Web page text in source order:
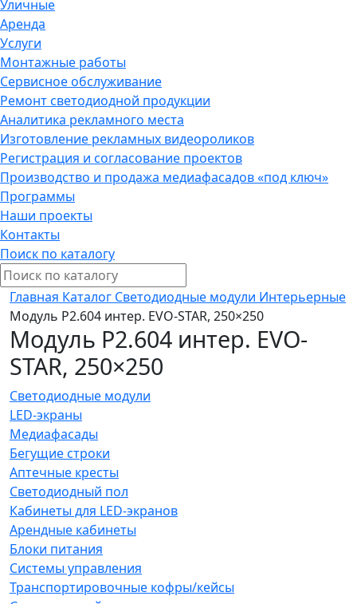
Уличные
Аренда
Услуги
Монтажные работы
Сервисное обслуживание
Ремонт светодиодной продукции
Аналитика рекламного места
Изготовление рекламных видеороликов
Регистрация и согласование проектов
Производство и продажа медиафасадов «под ключ»
Программы
Наши проекты
Контакты
Поиск по каталогу
Главная Каталог Светодиодные модули Интерьерные
Модуль P2.604 интер. EVO-STAR, 250×250
Модуль P2.604 интер. EVO-
STAR, 250×250
Светодиодные модули
LED-экраны
Медиафасады
Бегущие строки
Аптечные кресты
Светодиодный пол
Кабинеты для LED-экранов
Арендные кабинеты
Блоки питания
Системы управления
Транспортировочные кофры/кейсы